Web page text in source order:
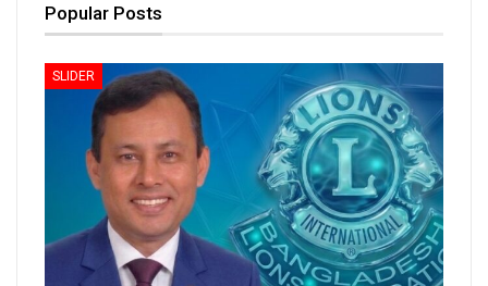
Popular Posts
SLIDER